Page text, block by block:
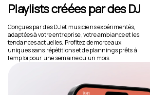
Playlists créées par des DJ
Conçues par des DJ et musiciens expérimentés,
adaptées à votre entreprise, votre ambiance et les
tendances actuelles. Profitez de morceaux
uniques sans répétitions et de plannings prêts à
l’emploi pour une semaine ou un mois.